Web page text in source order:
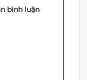
bình luận